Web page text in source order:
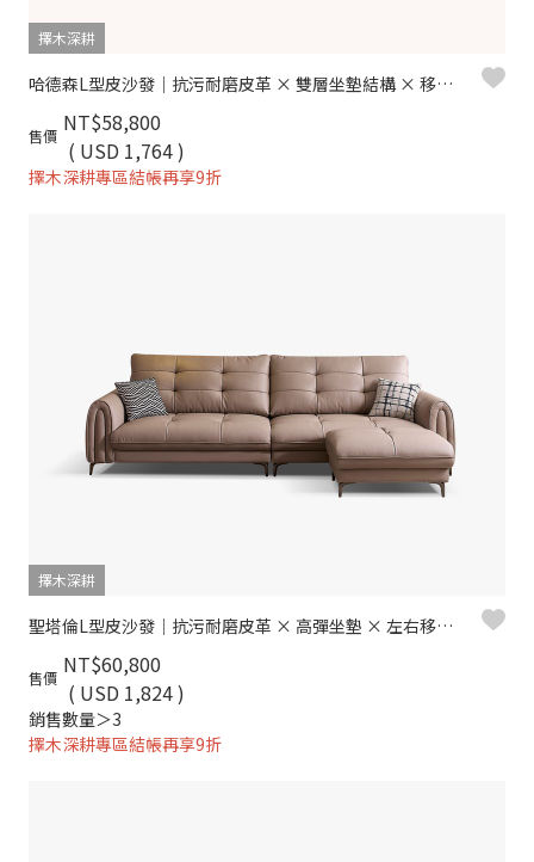
擇木深耕
哈德森L型皮沙發｜抗污耐磨皮革 × 雙層坐墊結構 × 移動腳椅 – 擇木深耕
售價 NT$58,800
( USD 1,764 )
擇木深耕專區結帳再享9折
擇木深耕
聖塔倫L型皮沙發｜抗污耐磨皮革 × 高彈坐墊 × 左右移動腳椅 – 擇木深耕
售價 NT$60,800
( USD 1,824 )
銷售數量＞3
擇木深耕專區結帳再享9折